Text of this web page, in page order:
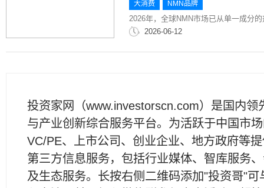
大消费 NMN品牌
2026年，全球NMN市场已从单一成分
争。 2026-06-12
投资家网（www.investorscn.com）是国内领
与产业创新综合服务平台。为活跃于中国市
VC/PE、上市公司、创业企业、地方政府等
第三方信息服务，包括行业媒体、智库服务
及生态服务。长按右侧二维码添加"投资哥"可